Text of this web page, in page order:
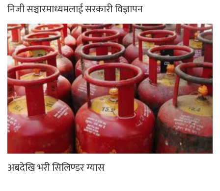
निजी सञ्चारमाध्यमलाई सरकारी विज्ञापन
अबदेखि भरी सिलिण्डर ग्यास